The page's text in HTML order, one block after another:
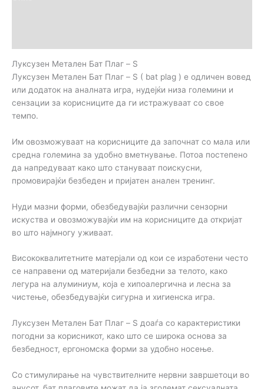
Луксузен Метален Бат Плаг – S
Луксузен Метален Бат Плаг – S ( bat plag ) е одличен вовед
или додаток на аналната игра, нудејќи низа големини и
сензации за корисниците да ги истражуваат со свое
темпо.
Им овозможуваат на корисниците да започнат со мала или
средна големина за удобно вметнување. Потоа постепено
да напредуваат како што стануваат поискусни,
промовирајќи безбеден и пријатен анален тренинг.
Нуди мазни форми, обезбедувајќи различни сензорни
искуства и овозможувајќи им на корисниците да откријат
во што најмногу уживаат.
Висококвалитетните матерјали од кои се изработени често
се направени од материјали безбедни за телото, како
легура на алуминиум, која е хипоалергична и лесна за
чистење, обезбедувајќи сигурна и хигиенска игра.
Луксузен Метален Бат Плаг – S доаѓа со карактеристики
погодни за корисникот, како што се широкa основa за
безбедност, ергономскa форми за удобно носење.
Со стимулирање на чувствителните нервни завршетоци во